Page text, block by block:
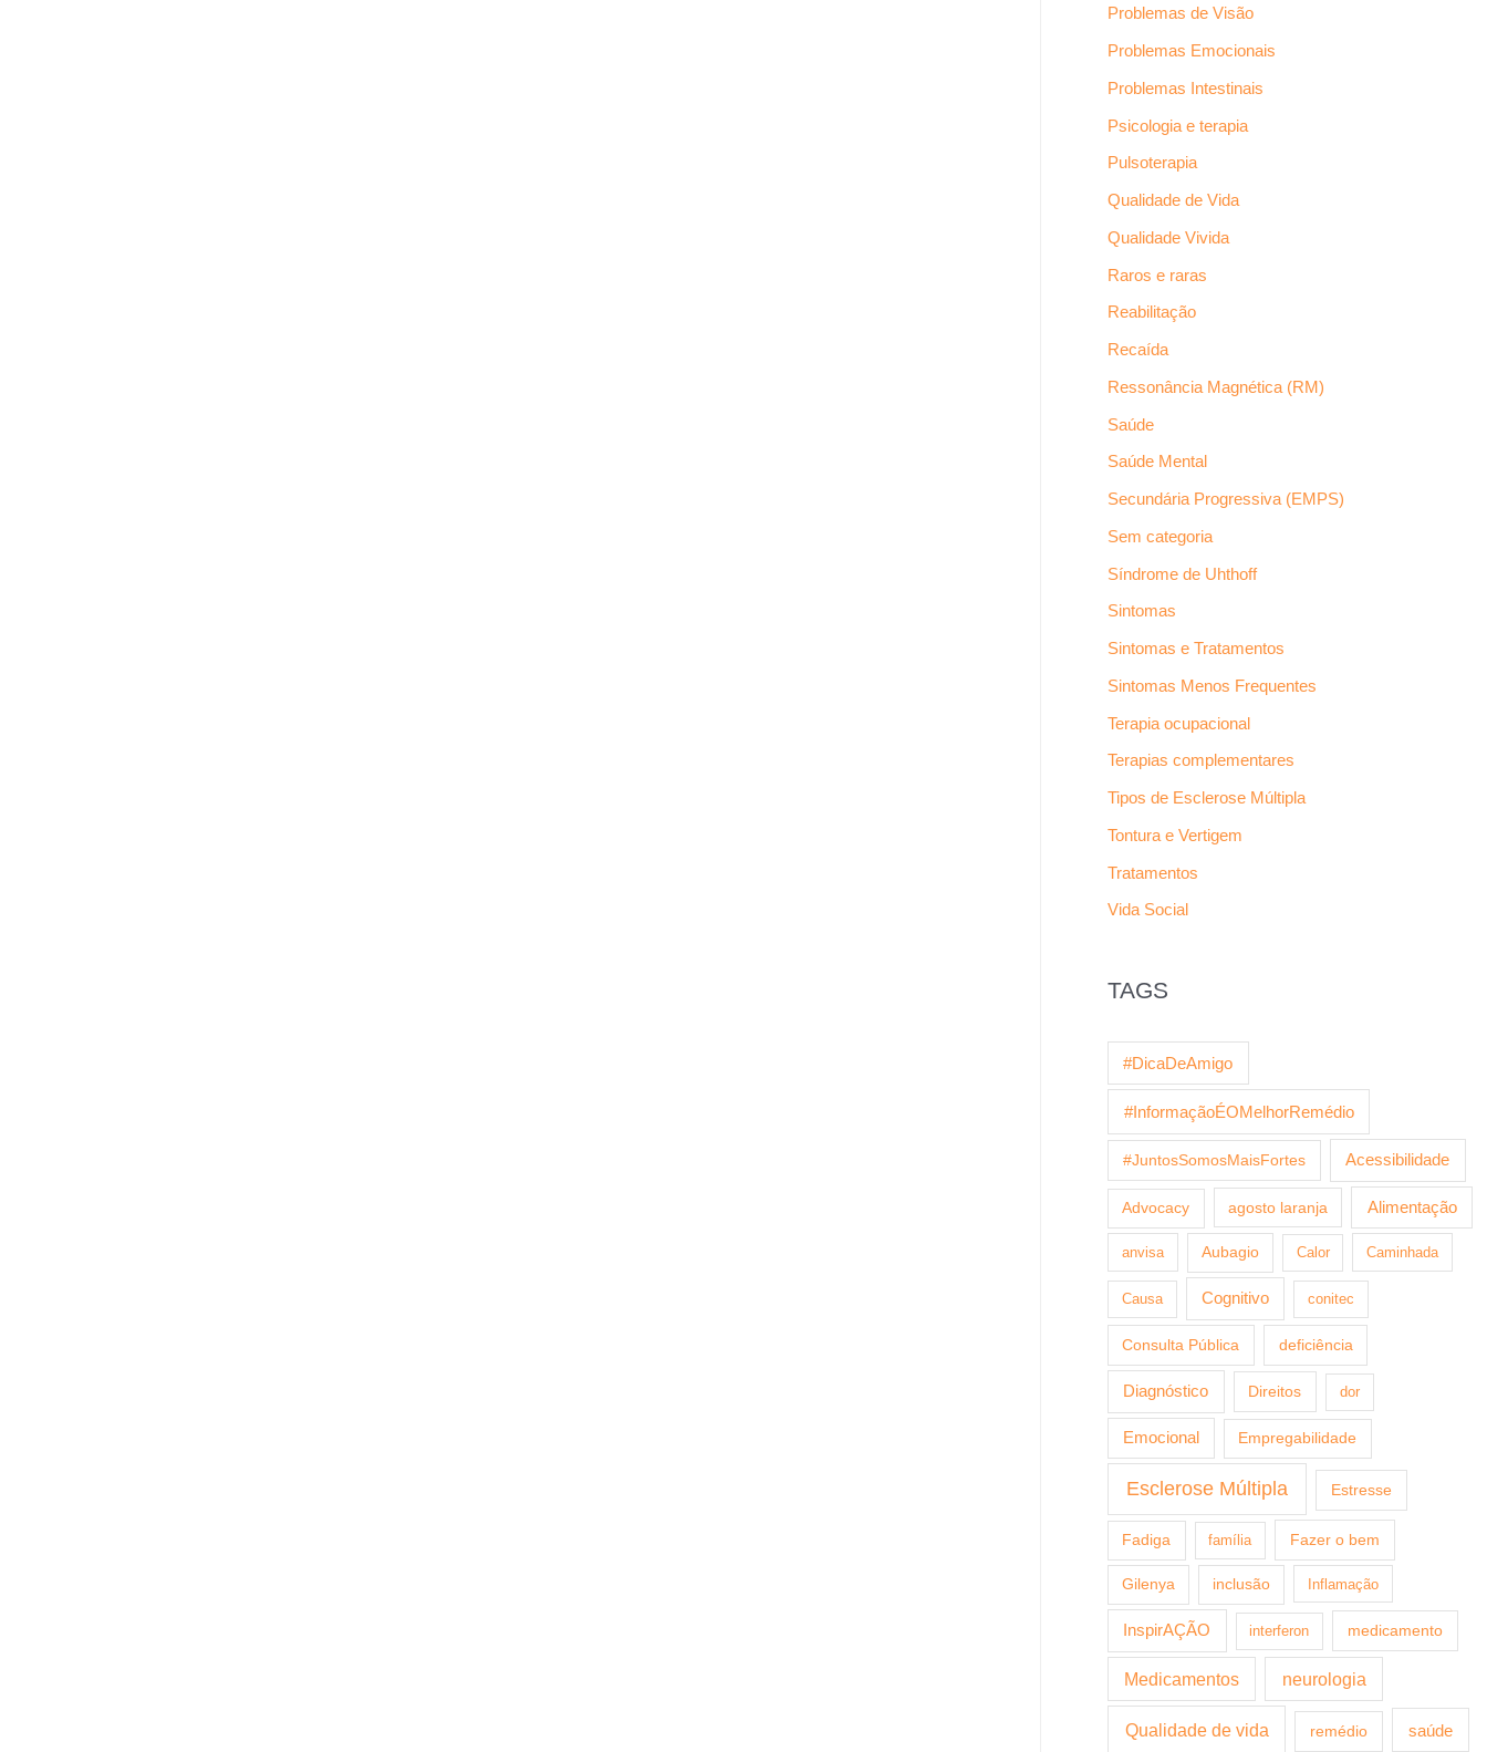
Problemas de Visão
Problemas Emocionais
Problemas Intestinais
Psicologia e terapia
Pulsoterapia
Qualidade de Vida
Qualidade Vivida
Raros e raras
Reabilitação
Recaída
Ressonância Magnética (RM)
Saúde
Saúde Mental
Secundária Progressiva (EMPS)
Sem categoria
Síndrome de Uhthoff
Sintomas
Sintomas e Tratamentos
Sintomas Menos Frequentes
Terapia ocupacional
Terapias complementares
Tipos de Esclerose Múltipla
Tontura e Vertigem
Tratamentos
Vida Social
TAGS
#DicaDeAmigo
#InformaçãoÉOMelhorRemédio
#JuntosSomosMaisFortes Acessibilidade
Advocacy agosto laranja Alimentação
anvisa Aubagio Calor Caminhada
Causa Cognitivo conitec
Consulta Pública deficiência
Diagnóstico Direitos dor
Emocional Empregabilidade
Esclerose Múltipla Estresse
Fadiga família Fazer o bem
Gilenya inclusão Inflamação
InspirAÇÃO interferon medicamento
Medicamentos neurologia
Qualidade de vida remédio saúde